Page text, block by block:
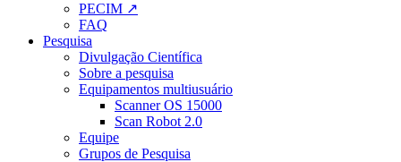
PECIM ↗
FAQ
Pesquisa
Divulgação Científica
Sobre a pesquisa
Equipamentos multiusuário
Scanner OS 15000
Scan Robot 2.0
Equipe
Grupos de Pesquisa